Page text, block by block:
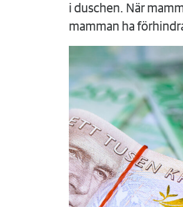
i duschen. När
mamman ha